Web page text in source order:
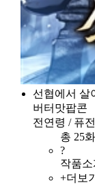
선협에서 살
버터맛팝콘
전연령 / 퓨
총 25
?
작품소
+더보기